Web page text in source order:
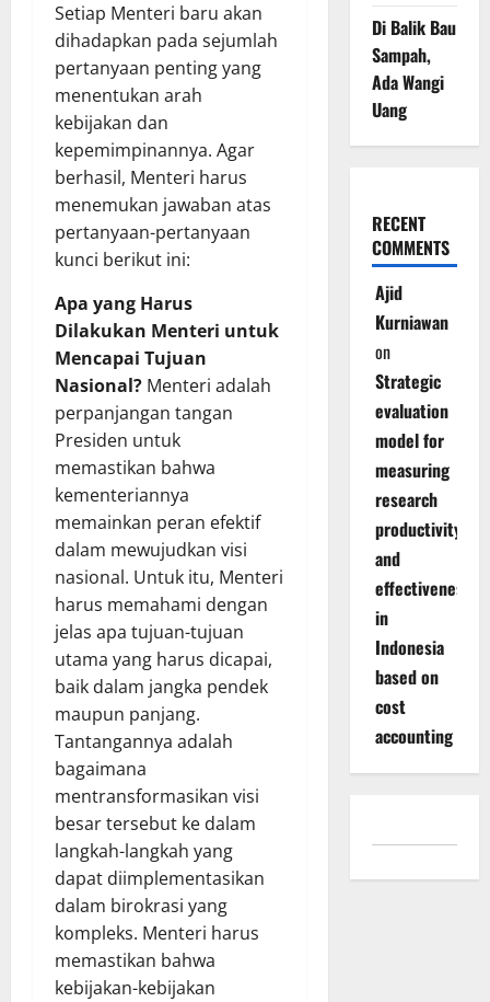
Setiap Menteri baru akan
dihadapkan pada sejumlah
pertanyaan penting yang
menentukan arah
kebijakan dan
kepemimpinannya. Agar
berhasil, Menteri harus
menemukan jawaban atas
pertanyaan-pertanyaan
kunci berikut ini:
Apa yang Harus
Dilakukan Menteri untuk
Mencapai Tujuan
Nasional? Menteri adalah
perpanjangan tangan
Presiden untuk
memastikan bahwa
kementeriannya
memainkan peran efektif
dalam mewujudkan visi
nasional. Untuk itu, Menteri
harus memahami dengan
jelas apa tujuan-tujuan
utama yang harus dicapai,
baik dalam jangka pendek
maupun panjang.
Tantangannya adalah
bagaimana
mentransformasikan visi
besar tersebut ke dalam
langkah-langkah yang
dapat diimplementasikan
dalam birokrasi yang
kompleks. Menteri harus
memastikan bahwa
kebijakan-kebijakan
Di Balik Bau
Sampah,
Ada Wangi
Uang
RECENT
COMMENTS
Ajid
Kurniawan
on
Strategic
evaluation
model for
measuring
research
productivity
and
effectiveness
in
Indonesia
based on
cost
accounting